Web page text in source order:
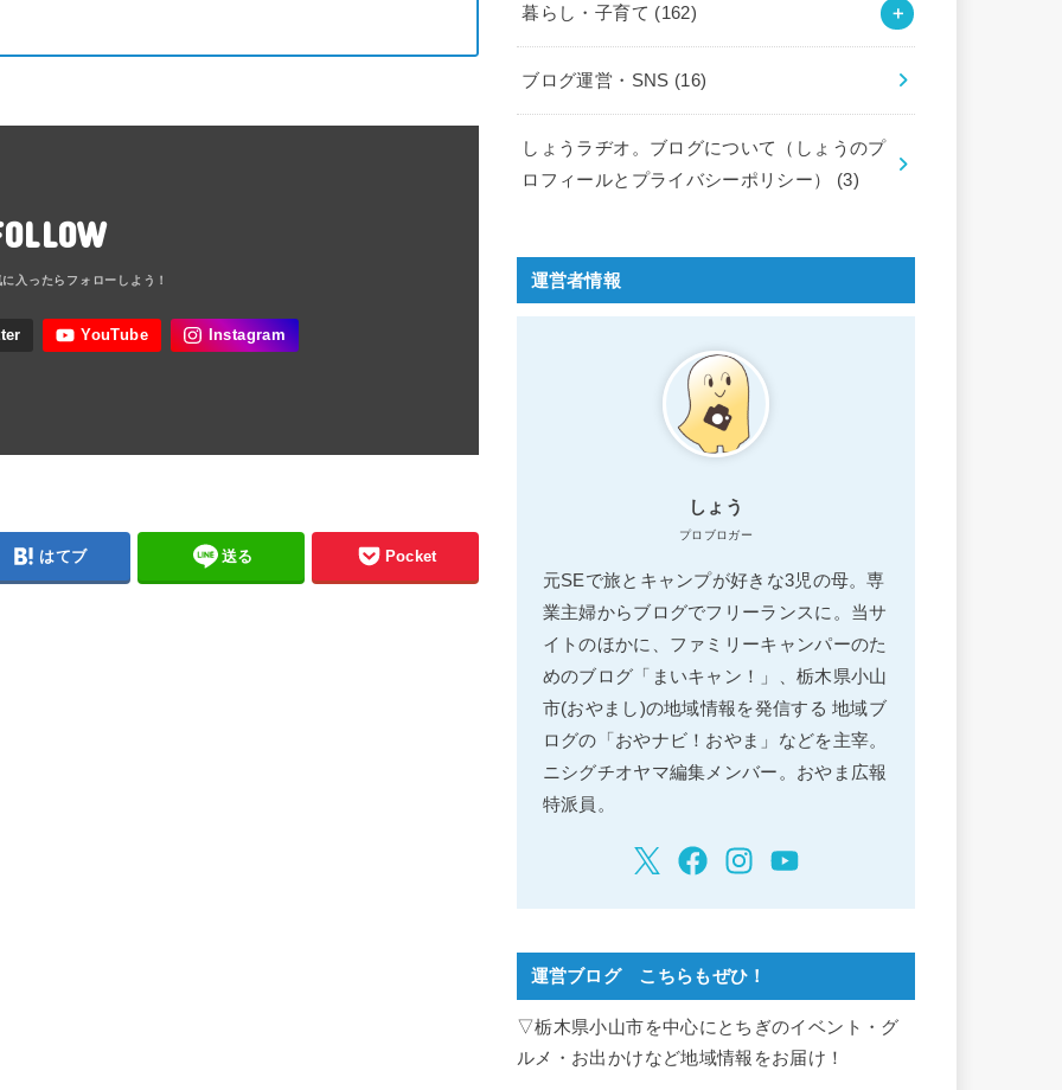
はてブ 送る Pocket
暮らし・子育て (162)
ブログ運営・SNS (16)
しょうラヂオ。ブログについて（しょうのプ
ロフィールとプライバシーポリシー） (3)
運営者情報
しょう
プロブロガー
元SEで旅とキャンプが好きな3児の母。専
業主婦からブログでフリーランスに。当サ
イトのほかに、ファミリーキャンパーのた
めのブログ「まいキャン！」、栃木県小山
市(おやまし)の地域情報を発信する 地域ブ
ログの「おやナビ！おやま」などを主宰。
ニシグチオヤマ編集メンバー。おやま広報
特派員。
運営ブログ こちらもぜひ！
▽栃木県小山市を中心にとちぎのイベント・グ
ルメ・お出かけなど地域情報をお届け！